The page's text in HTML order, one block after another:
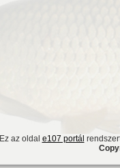
Ez az oldal e107 portál